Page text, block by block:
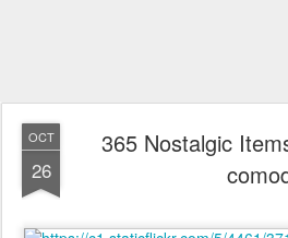
OCT
26
365 Nostalgic